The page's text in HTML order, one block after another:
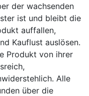
der wachsenden
ist und bleibt die
auffallen,
Kauflust auslösen.
Produkt von ihrer
Alle
über die